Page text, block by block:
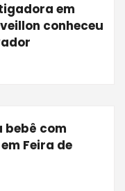
em
conheceu
bebê com
Feira de